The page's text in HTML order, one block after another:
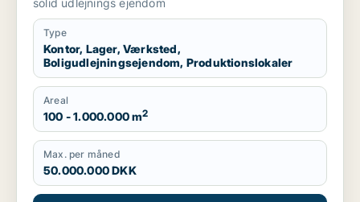
Roskilde eller Holbæk
solid udlejnings ejendom
Type
Kontor, Lager, Værksted,
Boligudlejningsejendom, Produktionslokaler
Areal
100 - 1.000.000 m2
Max. per måned
50.000.000 DKK